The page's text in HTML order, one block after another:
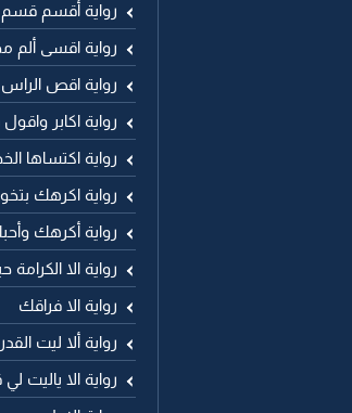
رواية أقسم
رواية اقسى
رواية اقص
رواية اكابر
رواية اكتساها
رواية اكرهك
رواية أكرهك
رواية الا
رواية الا فراقك
رواية ألا ليت القدر
رواية الا ياليت